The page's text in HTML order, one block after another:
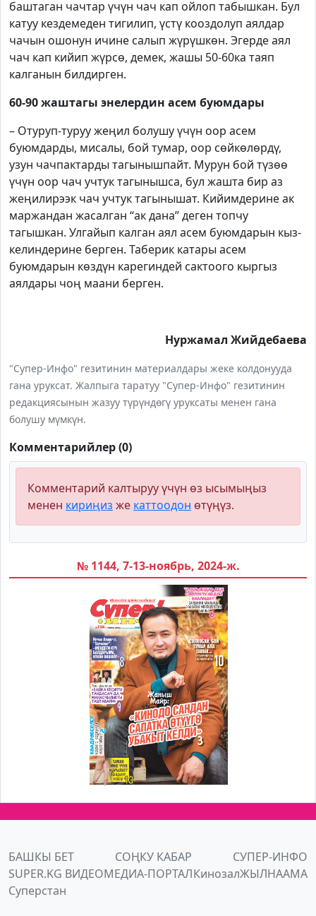
баштаган чачтар үчүн чач кап ойлоп табышкан. Бул
катуу кездемеден тигилип, үстү кооздолуп аялдар
чачын ошонун ичине салып жүрүшкөн. Эгерде аял
чач кап кийип жүрсө, демек, жашы 50-60ка таяп
калганын билдирген.
60-90 жаштагы энелердин асем буюмдары
– Отуруп-туруу жеңил болушу үчүн оор асем
буюмдарды, мисалы, бой тумар, оор сөйкөлөрдү,
узун чачпактарды тагынышпайт. Мурун бой түзөө
үчүн оор чач учтук тагынышса, бул жашта бир аз
жеңилирээк чач учтук тагынышат. Кийимдерине ак
маржандан жасалган “ак дана” деген топчу
тагышкан. Улгайып калган аял асем буюмдарын кыз-
келиндерине берген. Таберик катары асем
буюмдарын көздүн карегиндей сактоого кыргыз
аялдары чоң маани берген.
Нуржамал Жийдебаева
"Супер-Инфо" гезитинин материалдары жеке колдонууда
гана уруксат. Жалпыга таратуу "Супер-Инфо" гезитинин
редакциясынын жазуу түрүндөгү уруксаты менен гана
болушу мүмкүн.
Комментарийлер (0)
Комментарий калтыруу үчүн өз ысымыңыз
менен кириңиз же каттоодон өтүңүз.
№ 1144, 7-13-ноябрь, 2024-ж.
БАШКЫ БЕТ СОҢКУ КАБАР
СУПЕР-ИНФО
SUPER.KG ВИДЕОМЕДИА-ПОРТАЛКинозалЖЫЛНААМА
Суперстан